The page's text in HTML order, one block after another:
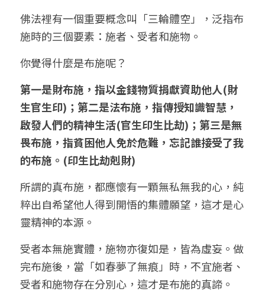
五行計算高階班
團隊訓練營
support@p8zicourse.com
五行八字線上班
佛法裡有一個重要概念叫「三輪體空」，泛指布
施時的三個要素：施者、受者和施物。
你覺得什麼是布施呢？
第一是財布施，指以金錢物質捐獻資助他人(財
生官生印)；第二是法布施，指傳授知識智慧，
啟發人們的精神生活(官生印生比劫)；第三是無
畏布施，指貧困他人免於危難，忘記誰接受了我
的布施。(印生比劫剋財)
所謂的真布施，都應懷有一顆無私無我的心，純
粹出自希望他人得到開悟的集體願望，這才是心
靈精神的本源。
受者本無施實體，施物亦復如是，皆為虛妄。做
完布施後，當「如春夢了無痕」時，不宜施者、
受者和施物存在分別心，這才是布施的真諦。